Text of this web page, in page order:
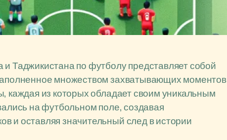
Таджикистана по футболу представляет собой
множеством захватывающих моментов
из которых обладает своим уникальным
на футбольном поле, создавая
и оставляя значительный след в истории